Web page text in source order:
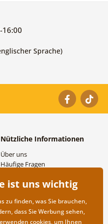
16:00
Sprache)
Nützliche Informationen
Über uns
Häufige Fragen
Großhandel und
ist uns wichtig
zu finden, was Sie brauchen,
dass Sie Werbung sehen,
cookies, um Ihnen